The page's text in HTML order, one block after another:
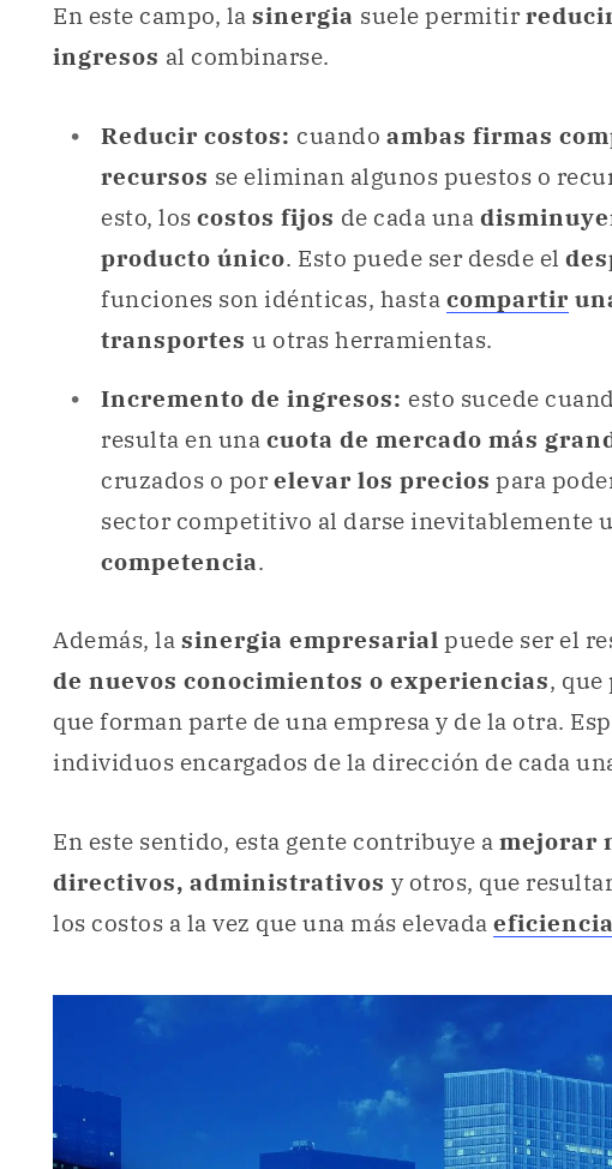
En este campo, la sinergia suele permitir
ingresos al combinarse.
Reducir costos: cuando ambas firmas
recursos se eliminan algunos puestos o
esto, los costos fijos de cada una
producto único. Esto puede ser desde el
funciones son idénticas, hasta compartir
transportes u otras herramientas.
Incremento de ingresos: esto sucede
resulta en una cuota de mercado más
cruzados o porelevar los precios para
sector competitivo al darse inevitablemente
competencia.
Además, la sinergia empresarial puede ser el
de nuevos conocimientos o experiencias,
que forman parte de una empresa y de la otra.
individuos encargados de la dirección de cada
En este sentido, esta gente contribuye a mejorar
directivos, administrativos y otros, que
los costos a la vez que una más elevada eficiencia